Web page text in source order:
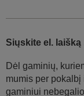
Siųskite el.
Dėl gaminių,
mumis per pokalbį
gaminiui